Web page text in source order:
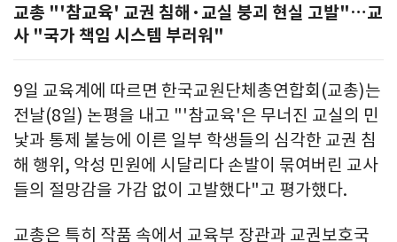
교총 "'참교육' 교권 침해·교실 붕괴 현실 고발"…교
사 "국가 책임 시스템 부러워"
9일 교육계에 따르면 한국교원단체총연합회(교총)는
전날(8일) 논평을 내고 "'참교육'은 무너진 교실의 민
낯과 통제 불능에 이른 일부 학생들의 심각한 교권 침
해 행위, 악성 민원에 시달리다 손발이 묶여버린 교사
들의 절망감을 가감 없이 고발했다"고 평가했다.
교총은 특히 작품 속에서 교육부 장관과 교권보호국